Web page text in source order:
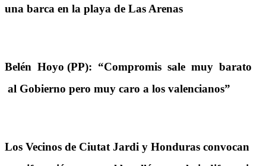
una barca en la playa de Las Arenas
Belén Hoyo (PP): “Compromis sale muy barato
al Gobierno pero muy caro a los valencianos”
Los Vecinos de Ciutat Jardi y Honduras convocan